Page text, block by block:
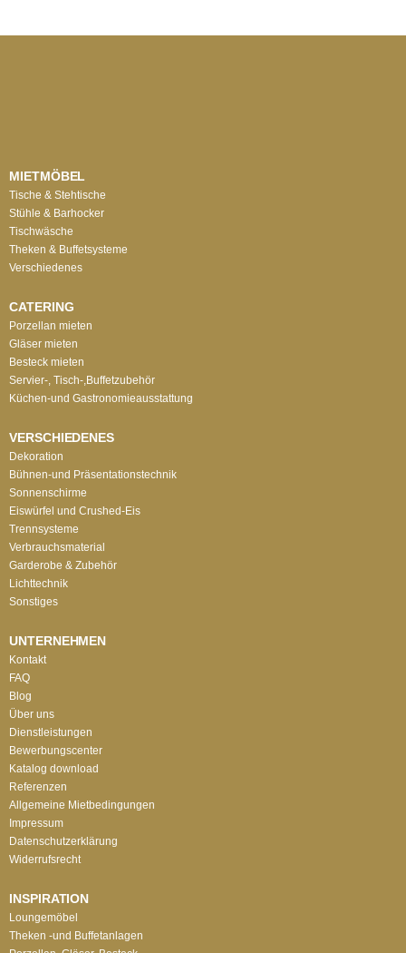
MIETMÖBEL
Tische & Stehtische
Stühle & Barhocker
Tischwäsche
Theken & Buffetsysteme
Verschiedenes
CATERING
Porzellan mieten
Gläser mieten
Besteck mieten
Servier-, Tisch-,Buffetzubehör
Küchen-und Gastronomieausstattung
VERSCHIEDENES
Dekoration
Bühnen-und Präsentationstechnik
Sonnenschirme
Eiswürfel und Crushed-Eis
Trennsysteme
Verbrauchsmaterial
Garderobe & Zubehör
Lichttechnik
Sonstiges
UNTERNEHMEN
Kontakt
FAQ
Blog
Über uns
Dienstleistungen
Bewerbungscenter
Katalog download
Referenzen
Allgemeine Mietbedingungen
Impressum
Datenschutzerklärung
Widerrufsrecht
INSPIRATION
Loungemöbel
Theken -und Buffetanlagen